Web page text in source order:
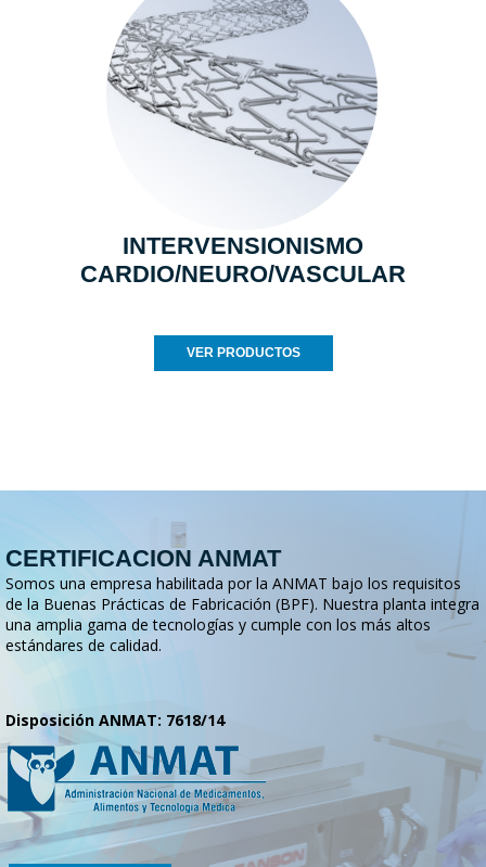
INTERVENSIONISMO
CARDIO/NEURO/VASCULAR
VER PRODUCTOS
CERTIFICACION ANMAT
Somos una empresa habilitada por la ANMAT bajo los requisitos
de la Buenas Prácticas de Fabricación (BPF). Nuestra planta integra
una amplia gama de tecnologías y cumple con los más altos
estándares de calidad.
Disposición ANMAT: 7618/14